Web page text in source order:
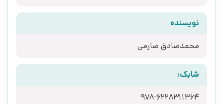
نویسنده
محمدصادق صارمی
شابک:
978-6228311364